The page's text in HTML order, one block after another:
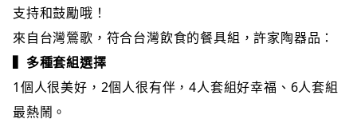
支持和鼓勵哦！
來自台灣鶯歌，符合台灣飲食的餐具組，許家陶器品：
▍多種套組選擇
1個人很美好，2個人很有伴，4人套組好幸福、6人套組
最熱鬧。